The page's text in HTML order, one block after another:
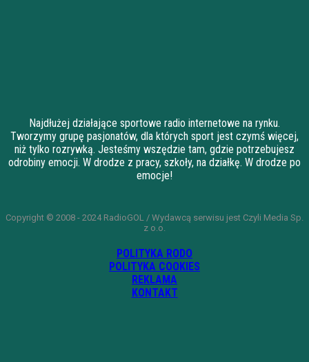
Najdłużej działające sportowe radio internetowe na rynku.
Tworzymy grupę pasjonatów, dla których sport jest czymś więcej,
niż tylko rozrywką. Jesteśmy wszędzie tam, gdzie potrzebujesz
odrobiny emocji. W drodze z pracy, szkoły, na działkę. W drodze po
emocje!
Copyright © 2008 - 2024 RadioGOL / Wydawcą serwisu jest Czyli Media Sp.
z o.o.
POLITYKA RODO
POLITYKA COOKIES
REKLAMA
KONTAKT